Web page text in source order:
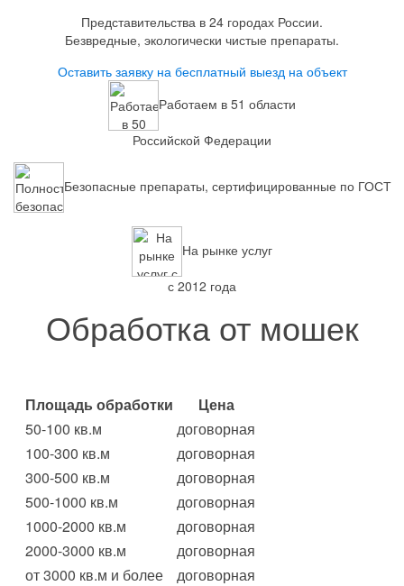
Представительства в 24 городах России.
Безвредные, экологически чистые препараты.
Оставить заявку на бесплатный выезд на объект
Работаем в 51 области
Российской Федерации
Безопасные препараты, сертифицированные по ГОСТ
На рынке услуг
с 2012 года
Обработка от мошек
Площадь обработки
Цена
50-100 кв.м
договорная
100-300 кв.м
договорная
300-500 кв.м
договорная
500-1000 кв.м
договорная
1000-2000 кв.м
договорная
2000-3000 кв.м
договорная
от 3000 кв.м и более
договорная